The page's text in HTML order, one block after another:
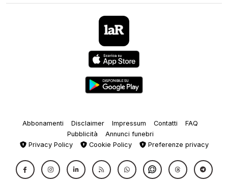
Abbonamenti Disclaimer Impressum Contatti
FAQ
Pubblicità
Annunci funebri
Privacy Policy
Cookie Policy Preferenze privacy